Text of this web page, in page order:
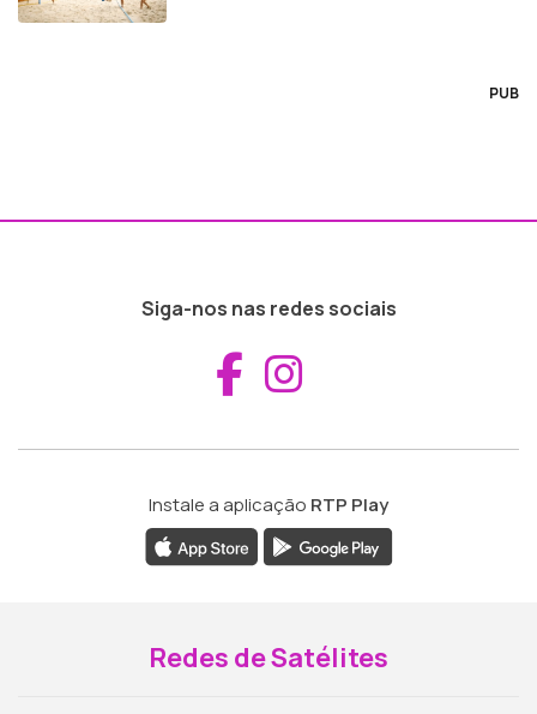
PUB
Siga-nos nas redes sociais
Aceder ao
Instale a aplicação RTP Play
Redes de Satélites